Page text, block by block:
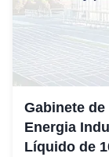
Gabinete
Energia
Líquido de